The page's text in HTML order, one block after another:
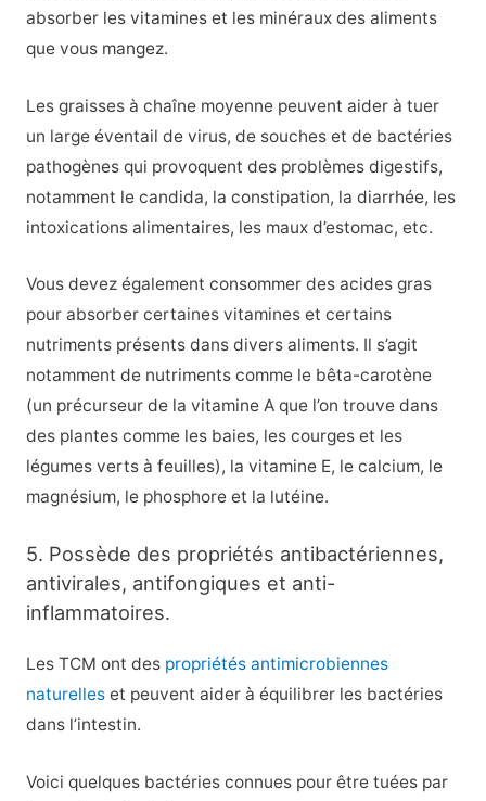
absorber les vitamines et les minéraux des aliments
que vous mangez.
Les graisses à chaîne moyenne peuvent aider à tuer
un large éventail de virus, de souches et de bactéries
pathogènes qui provoquent des problèmes digestifs,
notamment le candida, la constipation, la diarrhée, les
intoxications alimentaires, les maux d’estomac, etc.
Vous devez également consommer des acides gras
pour absorber certaines vitamines et certains
nutriments présents dans divers aliments. Il s’agit
notamment de nutriments comme le bêta-carotène
(un précurseur de la vitamine A que l’on trouve dans
des plantes comme les baies, les courges et les
légumes verts à feuilles), la vitamine E, le calcium, le
magnésium, le phosphore et la lutéine.
5. Possède des propriétés antibactériennes,
antivirales, antifongiques et anti-
inflammatoires.
Les TCM ont des propriétés antimicrobiennes
naturelleset peuvent aider à équilibrer les bactéries
dans l’intestin.
Voici quelques bactéries connues pour être tuées par